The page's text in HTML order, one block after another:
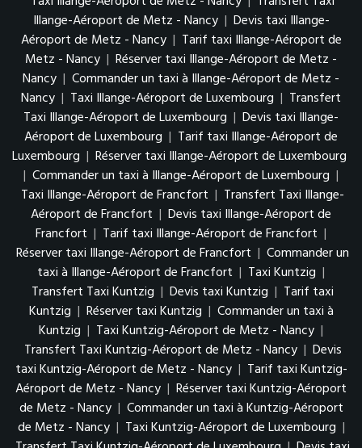
Illange-Aéroport de Metz - Nancy | Devis taxi Illange-
Aéroport de Metz - Nancy | Tarif taxi Illange-Aéroport de
Metz - Nancy | Réserver taxi Illange-Aéroport de Metz -
Nancy | Commander un taxi à Illange-Aéroport de Metz -
Nancy | Taxi Illange-Aéroport de Luxembourg | Transfert
Taxi Illange-Aéroport de Luxembourg | Devis taxi Illange-
Aéroport de Luxembourg | Tarif taxi Illange-Aéroport de
Luxembourg | Réserver taxi Illange-Aéroport de Luxembourg
| Commander un taxi à Illange-Aéroport de Luxembourg |
Taxi Illange-Aéroport de Francfort | Transfert Taxi Illange-
Aéroport de Francfort | Devis taxi Illange-Aéroport de
Francfort | Tarif taxi Illange-Aéroport de Francfort |
Réserver taxi Illange-Aéroport de Francfort | Commander un
taxi à Illange-Aéroport de Francfort | Taxi Kuntzig |
Transfert Taxi Kuntzig | Devis taxi Kuntzig | Tarif taxi
Kuntzig | Réserver taxi Kuntzig | Commander un taxi à
Kuntzig | Taxi Kuntzig-Aéroport de Metz - Nancy |
Transfert Taxi Kuntzig-Aéroport de Metz - Nancy | Devis
taxi Kuntzig-Aéroport de Metz - Nancy | Tarif taxi Kuntzig-
Aéroport de Metz - Nancy | Réserver taxi Kuntzig-Aéroport
de Metz - Nancy | Commander un taxi à Kuntzig-Aéroport
de Metz - Nancy | Taxi Kuntzig-Aéroport de Luxembourg |